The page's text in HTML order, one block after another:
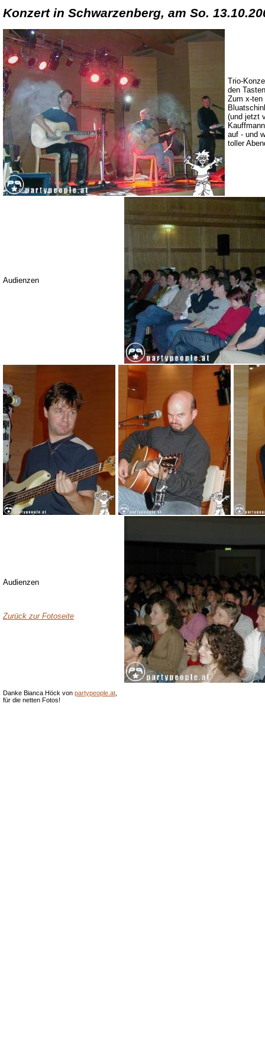
Konzert in Schwarzenberg, am So.
Trio-
den
Zum x-ten
(und jetzt
auf - und
toller
Audienzen
Audienzen
Zurück zur Fotoseite
Danke Bianca Höck von partypeople.at
für die netten Fotos!